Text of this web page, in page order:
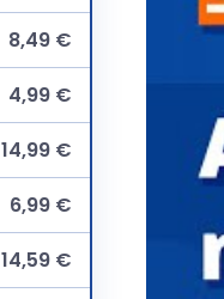
8,49 €
4,99 €
14,99 €
6,99 €
14,59 €